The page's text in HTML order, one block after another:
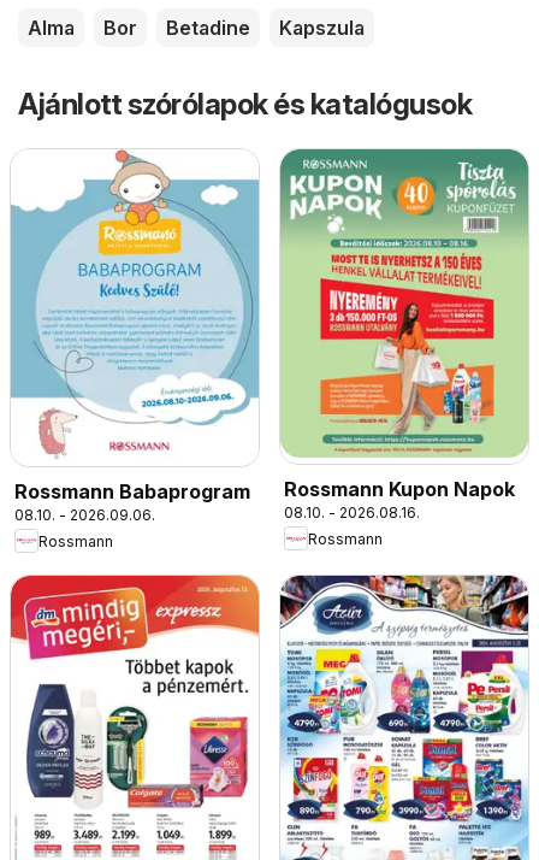
Alma Bor Betadine Kapszula
Ajánlott szórólapok és katalógusok
Rossmann Babaprogram
08.10. - 2026.09.06.
Rossmann
Rossmann Kupon Napok
08.10. - 2026.08.16.
Rossmann